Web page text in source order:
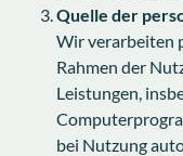
Quelle der
Wir verarbeiten
Rahmen der
Leistungen,
bei Nutzung